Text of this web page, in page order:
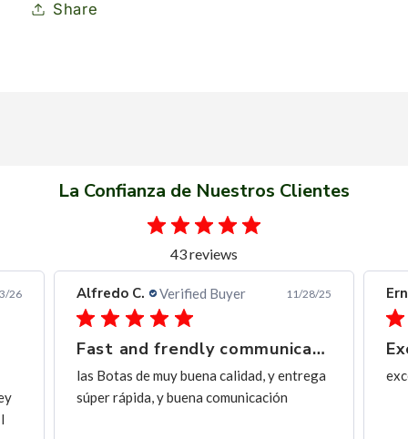
Share
La Confianza de Nuestros Clientes
43 reviews
26 Alfredo C. Verified Buyer 11/28/25
Fast and frendly communication
las Botas de muy buena calidad, y entrega
súper rápida, y buena comunicación